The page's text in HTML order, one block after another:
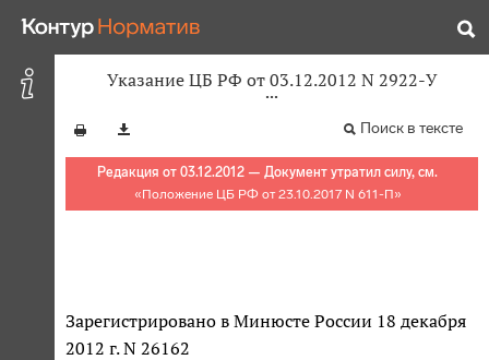
Указание ЦБ РФ от 03.12.2012 N 2922-У
Поиск в тексте
Редакция от 03.12.2012 — Документ утратил силу, см.
«Положение ЦБ РФ от 23.10.2017 N 611-П»
Зарегистрировано в Минюсте России 18 декабря
2012 г. N 26162